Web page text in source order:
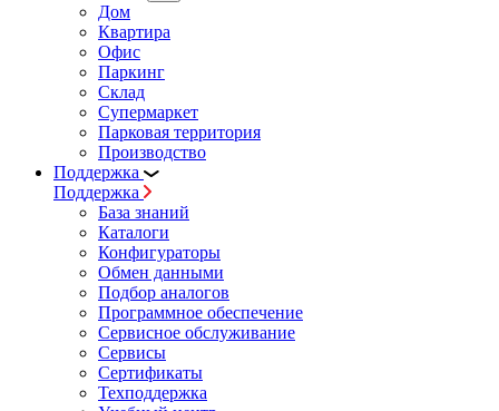
Дом
Квартира
Офис
Паркинг
Склад
Супермаркет
Парковая территория
Производство
Поддержка
Поддержка
База знаний
Каталоги
Конфигураторы
Обмен данными
Подбор аналогов
Программное обеспечение
Сервисное обслуживание
Сервисы
Сертификаты
Техподдержка